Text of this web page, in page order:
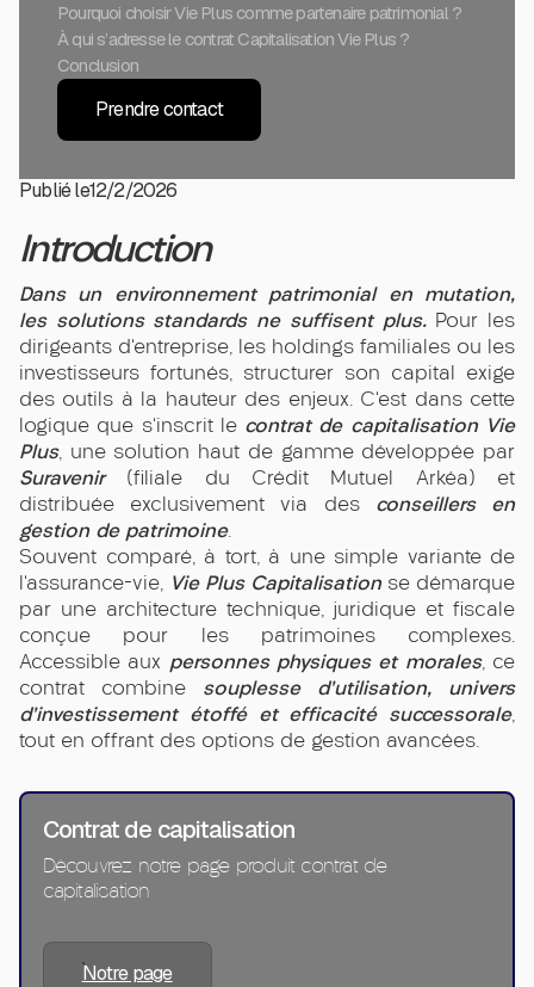
Pourquoi choisir Vie Plus comme partenaire patrimonial ?
À qui s’adresse le contrat Capitalisation Vie Plus ?
Conclusion
Prendre contact
Publié le12/2/2026
Introduction
Dans un environnement patrimonial en mutation,
les solutions standards ne suffisent plus.Pour les
dirigeants d’entreprise, les holdings familiales ou les
investisseurs fortunés, structurer son capital exige
des outils à la hauteur des enjeux. C’est dans cette
logique que s’inscrit le contrat de capitalisation Vie
Plus, une solution haut de gamme développée par
Suravenir(filiale du Crédit Mutuel Arkéa) et
distribuée exclusivement via des conseillers en
gestion de patrimoine.
Souvent comparé, à tort, à une simple variante de
l’assurance-vie, Vie Plus Capitalisationse démarque
par une architecture technique, juridique et fiscale
conçue pour les patrimoines complexes.
Accessible aux personnes physiques et morales, ce
contrat combine souplesse d’utilisation, univers
d’investissement étoffé et efficacité successorale,
tout en offrant des options de gestion avancées.
Contrat de capitalisation
Découvrez notre page produit contrat de
capitalisation
Notre page